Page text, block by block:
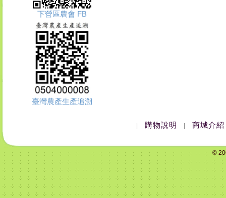
下營區農會 FB
臺灣農產生產追溯
購物說明 商城介紹
©